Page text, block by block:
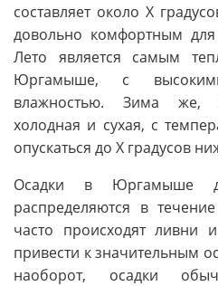
составляет около Х
довольно комфортным
Лето является самым
Юргамыше, с
влажностью. Зима же,
холодная и сухая, с
опускаться до Х градусов
Осадки в Юргамыше
распределяются в
часто происходят ливни
привести к значительным
наоборот, осадки